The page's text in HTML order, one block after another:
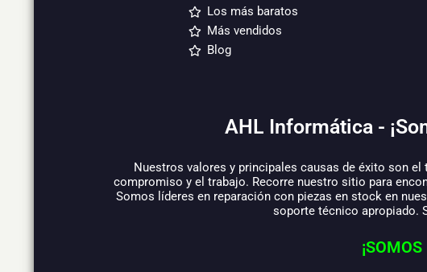
Los más baratos
Más vendidos
Blog
AHL Informática -
Nuestros valores y principales causas de éxito son
compromiso y el trabajo. Recorre nuestro sitio para
Somos líderes en reparación con piezas en stock en
soporte técnico apropiado.